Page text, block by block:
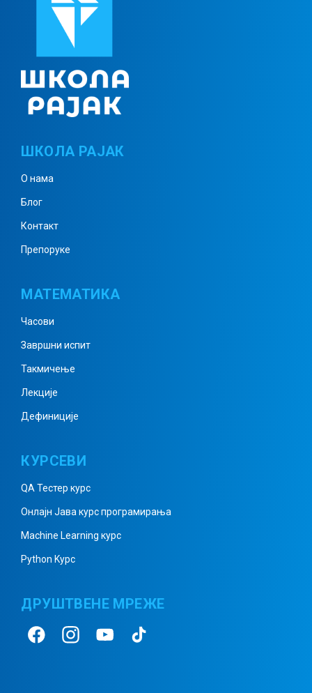
Круг – примери
Призма 1
Призма примери 1
Призма примери 5
Пирамида 2
Пирамида – примери 2
ШКОЛА РАЈАК
О нама
Блог
Контакт
Препоруке
МАТЕМАТИКА
Часови
Завршни испит
Такмичење
Лекције
Дефиниције
КУРСЕВИ
QA Тестер курс
Онлајн Јава курс програмирања
Machine Learning курс
Python Kурс
ДРУШТВЕНЕ МРЕЖЕ